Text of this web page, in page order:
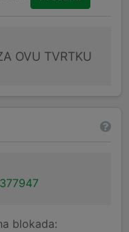
OVU TVRTKU
blokada: